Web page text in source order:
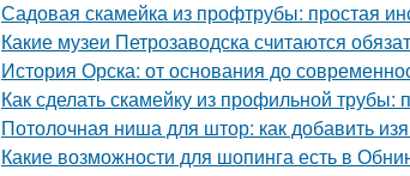
Садовая скамейка из профтрубы: простая
Какие музеи Петрозаводска считаются
История Орска: от основания до
Как сделать скамейку из профильной
Потолочная ниша для штор: как добавить
Какие возможности для шопинга есть в